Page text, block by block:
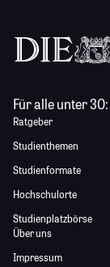
Für alle unter 30:
Ratgeber
Studienthemen
Studienformate
Hochschulorte
Studienplatzbörse
Über uns
Impressum